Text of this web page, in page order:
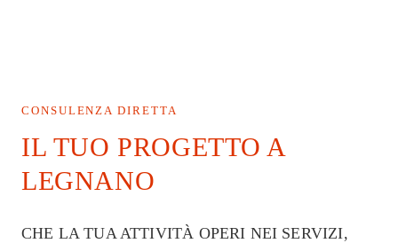
CONSULENZA DIRETTA
IL TUO PROGETTO A
LEGNANO
CHE LA TUA ATTIVITÀ OPERI NEI SERVIZI,